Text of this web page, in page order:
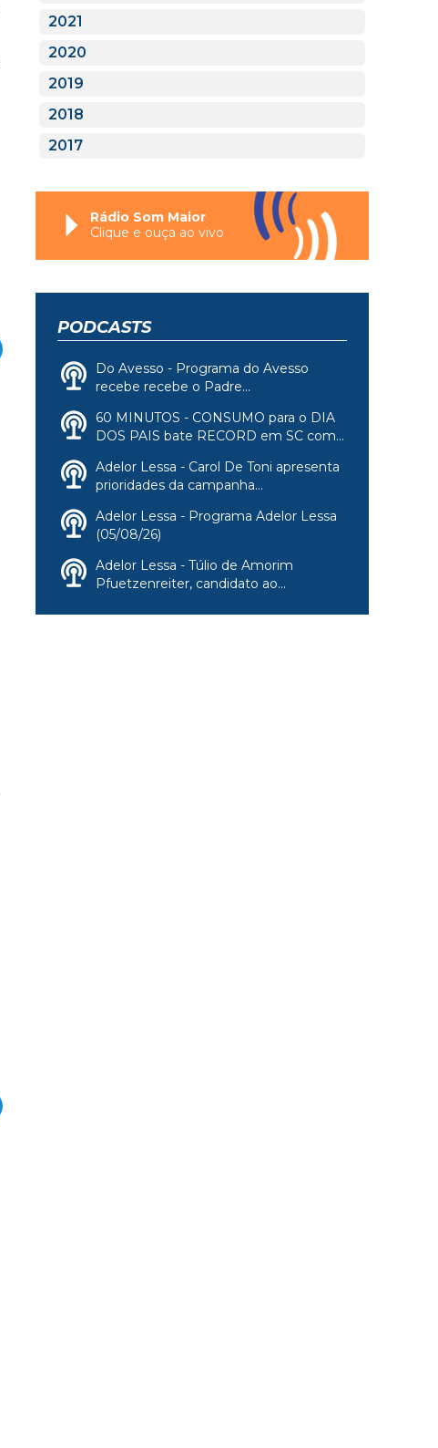
2021
2020
2019
2018
2017
Rádio Som Maior
Clique e ouça ao vivo
PODCASTS
Do Avesso - Programa do Avesso
recebe recebe o Padre...
60 MINUTOS - CONSUMO para o DIA
DOS PAIS bate RECORD em SC com...
Adelor Lessa - Carol De Toni apresenta
prioridades da campanha...
Adelor Lessa - Programa Adelor Lessa
(05/08/26)
Adelor Lessa - Túlio de Amorim
Pfuetzenreiter, candidato ao...